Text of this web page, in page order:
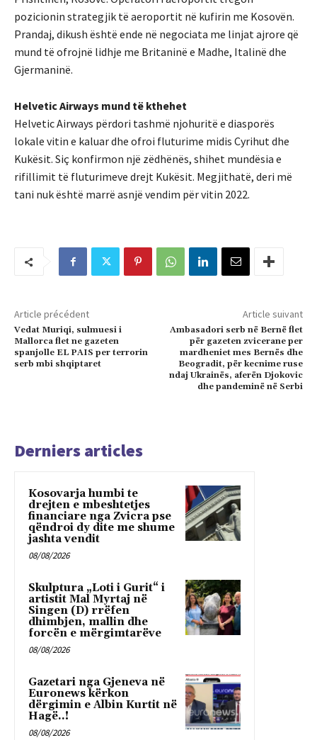
pozicionin strategjik të aeroportit në kufirin me Kosovën.
Prandaj, dikush është ende në negociata me linjat ajrore që
mund të ofrojnë lidhje me Britaninë e Madhe, Italinë dhe
Gjermaninë.
Helvetic Airways mund të kthehet
Helvetic Airways përdori tashmë njohuritë e diasporës
lokale vitin e kaluar dhe ofroi fluturime midis Cyrihut dhe
Kukësit. Siç konfirmon një zëdhënës, shihet mundësia e
rifillimit të fluturimeve drejt Kukësit. Megjithatë, deri më
tani nuk është marrë asnjë vendim për vitin 2022.
Article précédent
Vedat Muriqi, sulmuesi i
Mallorca flet ne gazeten
spanjolle EL PAIS per terrorin
serb mbi shqiptaret
Article suivant
Ambasadori serb në Bernë flet
për gazeten zvicerane per
mardheniet mes Bernës dhe
Beogradit, për kecnime ruse
ndaj Ukrainës, aferën Djokovic
dhe pandeminë në Serbi
Derniers articles
Kosovarja humbi te
drejten e mbeshtetjes
financiare nga Zvicra pse
qëndroi dy dite me shume
jashta vendit
08/08/2026
Skulptura „Loti i Gurit“ i
artistit Mal Myrtaj në
Singen (D) rrëfen
dhimbjen, mallin dhe
forcën e mërgimtarëve
08/08/2026
Gazetari nga Gjeneva në
Euronews kërkon
dërgimin e Albin Kurtit në
Hagë..!
08/08/2026